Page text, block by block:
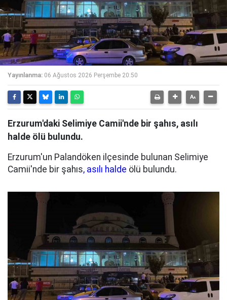
Yayınlanma: 06 Ağustos 2026 Perşembe 20:50
Erzurum'daki Selimiye Camii'nde bir şahıs, asılı
halde ölü bulundu.
Erzurum'un Palandöken ilçesinde bulunan Selimiye
Camii'nde bir şahıs, asılı halde ölü bulundu.